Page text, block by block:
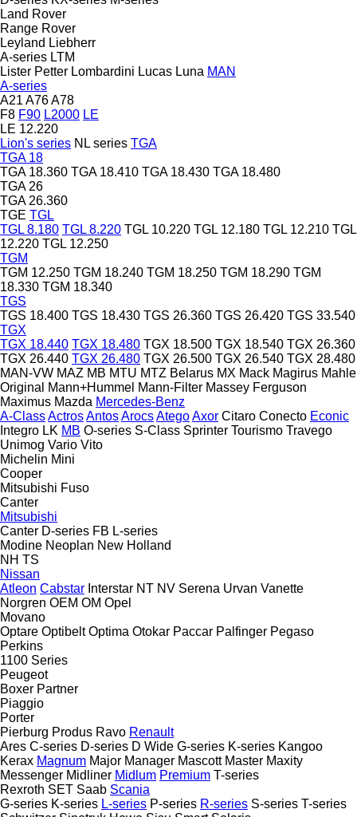
Land Rover
Range Rover
Leyland Liebherr
A-series LTM
Lister Petter Lombardini Lucas Luna MAN
A-series
A21 A76A78
F8 F90 L2000 LE
LE 12.220
Lion's series NL series TGA
TGA 18
TGA 18.360 TGA 18.410 TGA 18.430 TGA 18.480
TGA 26
TGA 26.360
TGE TGL
TGL 8.180 TGL 8.220 TGL 10.220 TGL 12.180 TGL 12.210 TGL
12.220 TGL 12.250
TGM
TGM 12.250 TGM 18.240 TGM 18.250 TGM 18.290 TGM
18.330 TGM 18.340
TGS
TGS 18.400 TGS 18.430 TGS 26.360 TGS 26.420 TGS 33.540
TGX
TGX 18.440 TGX 18.480 TGX 18.500 TGX 18.540 TGX 26.360
TGX 26.440 TGX 26.480 TGX 26.500 TGX 26.540 TGX 28.480
MAN-VW MAZ MB MTU MTZ Belarus MX Mack Magirus Mahle
Original
Mann+Hummel Mann-Filter Massey Ferguson
Maximus Mazda Mercedes-Benz
A-ClassActrosAntosArocsAtegoAxor Citaro Conecto Econic
Integro LK MB O-series S-Class Sprinter Tourismo Travego
Unimog Vario Vito
Michelin Mini
Cooper
Mitsubishi Fuso
Canter
Mitsubishi
Canter D-series FB L-series
Modine Neoplan New Holland
NH TS
Nissan
Atleon Cabstar Interstar NT NV Serena Urvan Vanette
Norgren OEM OM Opel
Movano
Optare Optibelt Optima Otokar Paccar Palfinger Pegaso
Perkins
1100 Series
Peugeot
Boxer Partner
Piaggio
Porter
Pierburg Produs Ravo Renault
Ares C-series D-series D Wide G-series K-series Kangoo
Kerax Magnum Major Manager Mascott Master Maxity
Messenger Midliner Midlum Premium T-series
Rexroth SET Saab Scania
G-series K-series L-series P-series R-series S-series T-series